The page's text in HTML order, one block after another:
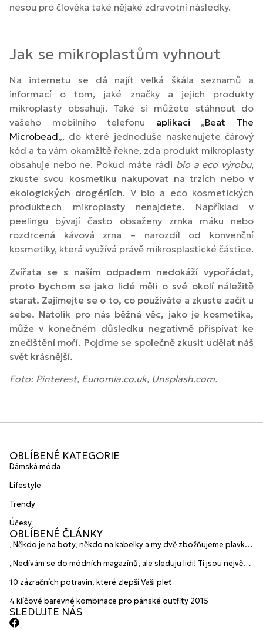
nesou pro člověka také nějaké zdravotní následky.
Jak se mikroplastům vyhnout
Na internetu se dá najít velká škála seznamů a
informací o tom, jaké značky a jejich produkty
mikroplasty obsahují. Také si můžete stáhnout do
vašeho mobilního telefonu aplikaci „Beat The
Microbead„, do které jednoduše naskenujete čárový
kód a ta vám okamžitě řekne, zda produkt mikroplasty
obsahuje nebo ne. Pokud máte rádi bio a eco výrobu,
zkuste svou kosmetiku nakupovat na trzích nebo v
ekologických drogériích. V bio a eco kosmetických
produktech mikroplasty nenajdete. Například v
peelingu bývají často obsaženy zrnka máku nebo
rozdrcená kávová zrna – narozdíl od konvenční
kosmetiky, která využívá právě mikrosplastické částice.
Zvířata se s naším odpadem nedokáží vypořádat,
proto bychom se jako lidé měli o své okolí náležitě
starat. Zajímejte se o to, co používáte a zkuste začít u
sebe. Natolik pro nás běžná věc, jako je kosmetika,
může v konečném důsledku negativně přispívat ke
znečištění moří. Pojďme se společně zkusit udělat náš
svět krásnější.
Foto: Pinterest, Eunomia.co.uk, Unsplash.com.
OBLÍBENÉ KATEGORIE
Dámská móda
Lifestyle
Trendy
Účesy
OBLÍBENÉ ČLÁNKY
„Někdo je na boty, někdo na kabelky a my dvě zbožňujeme plavky“
HANAJANA Swimwear
„Nedívám se do módních magazínů, ale sleduju lidi! Ti jsou největší
10 zázračních potravin, které zlepší Vaši pleť
4 klíčové barevné kombinace pro pánské outfity 2015
SLEDUJTE NÁS